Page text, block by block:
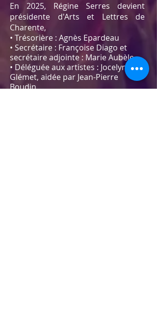
En 2025, Régine Serres devient
présidente d'Arts et Lettres de
Charente,
• Trésorière : Agnès Epardeau
• Secrétaire : Françoise Diago et
secrétaire adjointe : Marie Aubèle
• Déléguée aux artistes : Jocelyne
Glémet, aidée par Jean-Pierre
Boudin